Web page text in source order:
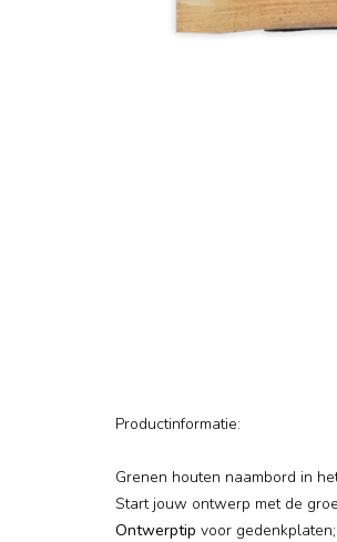
Productinformatie:
Grenen houten naambord in
Start jouw ontwerp met de
Ontwerptip voor